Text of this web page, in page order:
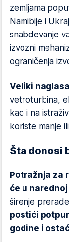
zemljama
Namibije i
snabdevanje
izvozni
ograničenja
Veliki
vetroturbina,
kao i na
koriste manje
Šta donosi
Potražnja za
će u
širenje
postići
godine i